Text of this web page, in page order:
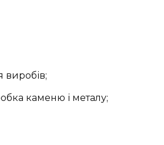
виробів;
каменю і металу;